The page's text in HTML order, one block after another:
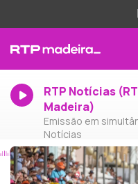
RTP Notícias
Madeira)
Emissão em
Notícias